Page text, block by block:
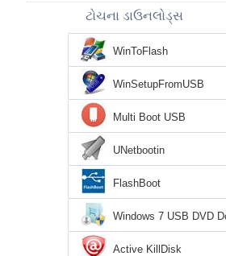
ટોચના ડાઉનલોડ્સ
WinToFlash
WinSetupFromUSB
Multi Boot USB
UNetbootin
FlashBoot
Windows 7 USB DVD
Active KillDisk